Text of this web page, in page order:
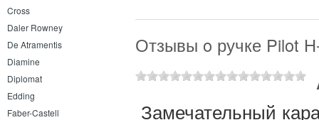
Cross
Daler Rowney
De Atramentis
Diamine
Diplomat
Edding
Faber-Castell
Отзывы o ручке Pilot
Замечательный